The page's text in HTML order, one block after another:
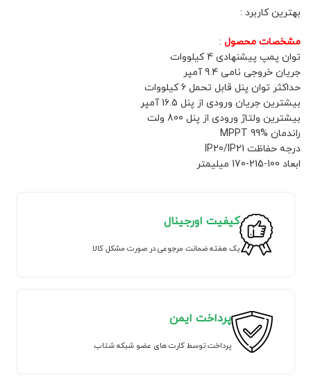
بهترین کاربرد :
مشخصات محصول :
توان پمپ پیشنهادی 4 کیلووات
جریان خروجی نامی 9.4 آمپر
حداکثر توان پنل قابل تحمل 6 کیلووات
بیشترین جریان ورودی از پنل 16.5 آمپر
بیشترین ولتاژ ورودی از پنل 800 ولت
راندمان MPPT 99%
درجه حفاظت IP20/IP21
ابعاد 100-215-170 میلیمتر
کیفیت اورجینال
یک هفته ضمانت مرجوعی در صورت مشکل کالا
پرداخت ایمن
پرداخت توسط کارت های عضو شبکه شتاب